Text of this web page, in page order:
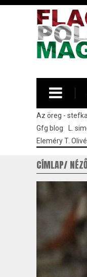
Az öreg -
Gfg blog
L.
Eleméry T.
CÍMLAP